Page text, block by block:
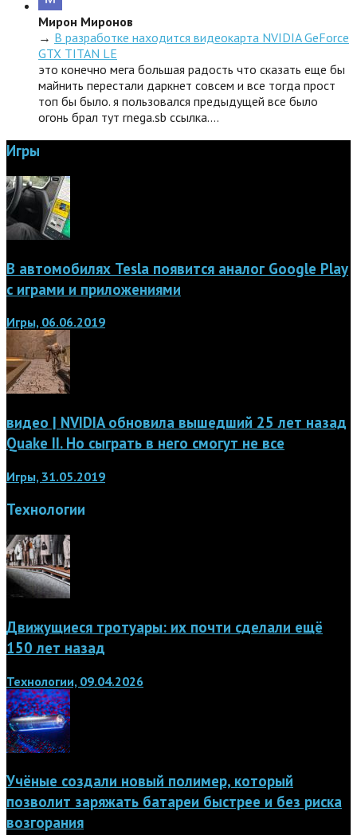
Мирон Миронов
→ В разработке находится видеокарта NVIDIA GeForce
GTX TITAN LE
это конечно мега большая радость что сказать еще бы
майнить перестали даркнет совсем и все тогда прост
топ бы было. я пользовался предыдущей все было
огонь брал тут rnega.sb ссылка.…
Игры
В автомобилях Tesla появится аналог Google Play
с играми и приложениями
Игры, 06.06.2019
видео | NVIDIA обновила вышедший 25 лет назад
Quake II. Но сыграть в него смогут не все
Игры, 31.05.2019
Технологии
Движущиеся тротуары: их почти сделали ещё
150 лет назад
Технологии, 09.04.2026
Учёные создали новый полимер, который
позволит заряжать батареи быстрее и без риска
возгорания